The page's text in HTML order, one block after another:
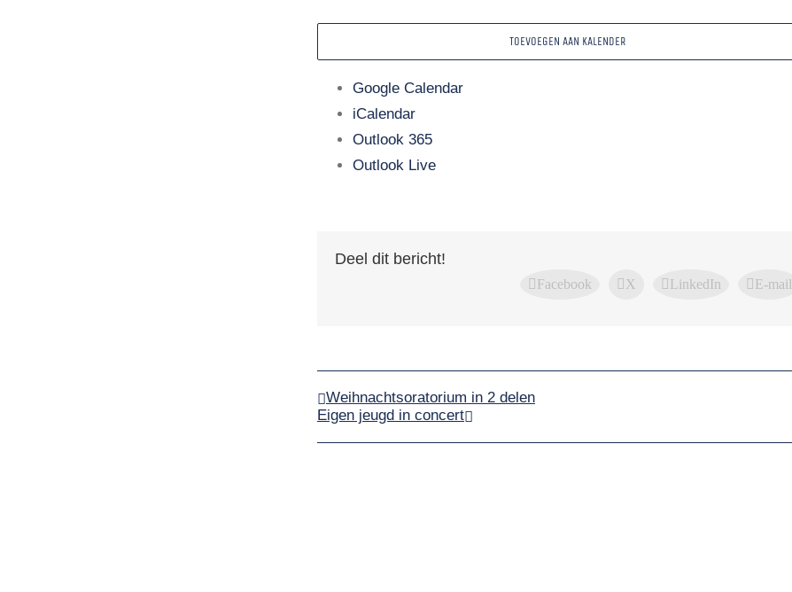
TOEVOEGEN AAN KALENDER
Google Calendar
iCalendar
Outlook 365
Outlook Live
Deel dit bericht!
Facebook X LinkedIn E-mail
Weihnachtsoratorium in 2 delen
Eigen jeugd in concert